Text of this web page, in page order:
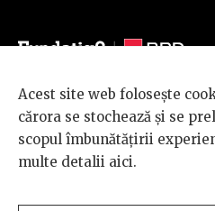
© 2026 BRD Groupe Société
Scena 9 este un proiect sustinut de
GÉNÉRALE
Acest site web folosește
cărora se stochează și se
scopul îmbunătățirii
multe detalii aici.